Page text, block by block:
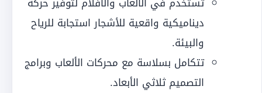
ديناميكية واقعية للأشجار استجابة للرياح
والبيئة.
تتكامل بسلاسة مع محركات الألعاب وبرامج
التصميم ثلاثي الأبعاد.